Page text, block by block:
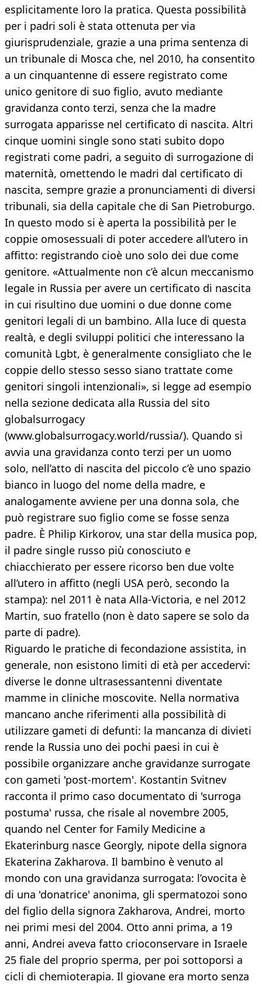
esplicitamente loro la pratica. Questa possibilità
per i padri soli è stata ottenuta per via
giurisprudenziale, grazie a una prima sentenza di
un tribunale di Mosca che, nel 2010, ha consentito
a un cinquantenne di essere registrato come
unico genitore di suo figlio, avuto mediante
gravidanza conto terzi, senza che la madre
surrogata apparisse nel certificato di nascita. Altri
cinque uomini single sono stati subito dopo
registrati come padri, a seguito di surrogazione di
maternità, omettendo le madri dal certificato di
nascita, sempre grazie a pronunciamenti di diversi
tribunali, sia della capitale che di San Pietroburgo.
In questo modo si è aperta la possibilità per le
coppie omosessuali di poter accedere all’utero in
affitto: registrando cioè uno solo dei due come
genitore. «Attualmente non c’è alcun meccanismo
legale in Russia per avere un certificato di nascita
in cui risultino due uomini o due donne come
genitori legali di un bambino. Alla luce di questa
realtà, e degli sviluppi politici che interessano la
comunità Lgbt, è generalmente consigliato che le
coppie dello stesso sesso siano trattate come
genitori singoli intenzionali», si legge ad esempio
nella sezione dedicata alla Russia del sito
globalsurrogacy
(www.globalsurrogacy.world/russia/). Quando si
avvia una gravidanza conto terzi per un uomo
solo, nell’atto di nascita del piccolo c’è uno spazio
bianco in luogo del nome della madre, e
analogamente avviene per una donna sola, che
può registrare suo figlio come se fosse senza
padre. È Philip Kirkorov, una star della musica pop,
il padre single russo più conosciuto e
chiacchierato per essere ricorso ben due volte
all’utero in affitto (negli USA però, secondo la
stampa): nel 2011 è nata Alla-Victoria, e nel 2012
Martin, suo fratello (non è dato sapere se solo da
parte di padre).
Riguardo le pratiche di fecondazione assistita, in
generale, non esistono limiti di età per accedervi:
diverse le donne ultrasessantenni diventate
mamme in cliniche moscovite. Nella normativa
mancano anche riferimenti alla possibilità di
utilizzare gameti di defunti: la mancanza di divieti
rende la Russia uno dei pochi paesi in cui è
possibile organizzare anche gravidanze surrogate
con gameti 'post-mortem'. Kostantin Svitnev
racconta il primo caso documentato di 'surroga
postuma' russa, che risale al novembre 2005,
quando nel Center for Family Medicine a
Ekaterinburg nasce Georgly, nipote della signora
Ekaterina Zakharova. Il bambino è venuto al
mondo con una gravidanza surrogata: l’ovocita è
di una 'donatrice' anonima, gli spermatozoi sono
del figlio della signora Zakharova, Andrei, morto
nei primi mesi del 2004. Otto anni prima, a 19
anni, Andrei aveva fatto crioconservare in Israele
25 fiale del proprio sperma, per poi sottoporsi a
cicli di chemioterapia. Il giovane era morto senza